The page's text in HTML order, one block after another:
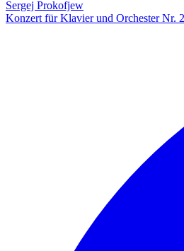
Sergej Prokofjew
Konzert für Klavier und Orchester Nr.